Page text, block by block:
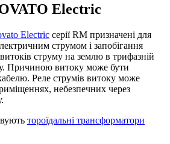
Electric
Electric серії RM призначені для
струмом і запобігання
струму на землю в трифазній
Причиною витоку може бути
Реле струмів витоку може
небезпечних через
тороїдальні трансформатори